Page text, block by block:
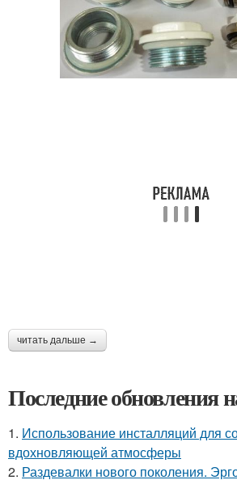
читать дальше →
Последние обновления
1. Использование инсталляций для
вдохновляющей атмосферы
2. Раздевалки нового поколения.